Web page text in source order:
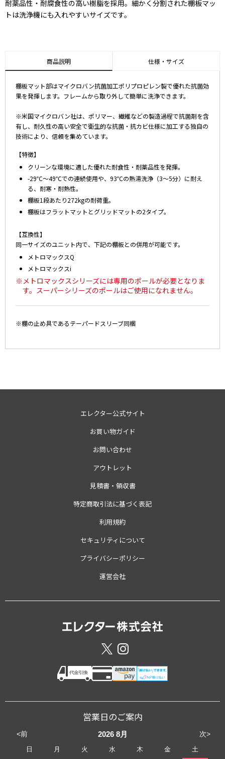
耐薬品性・耐腐食性の高い樹脂を採用。細かく分割された棚板マッ
トは洗浄機にも入れやすいサイズです。
商品説明 仕様・サイズ
棚板マット部はマイクロバン抗菌加工ポリプロピレン製で優れた抗菌効
果を発揮します。フレームから取り外して簡単に洗浄できます。
※米国マイクロバン社は、ポリマー、繊維などの製造過程で抗菌剤を含
有し、耐久性の高い安全で衛生的な抗菌・抗カビ仕様に加工する独自の
技術により、信頼を集めています。
【特徴】
クリーンな環境に適した優れた耐食性・耐薬品性を発揮。
-29℃～49℃での連続使用や、93℃の熱湯洗浄（3～5分）に耐え
る、耐寒・耐熱性。
棚板1段あたり272kgの耐荷重。
棚板はフラットマットとグリッドマットの2タイプ。
【互換性】
同一サイズのユニット内で、下記の棚板との併用が可能です。
メトロマックスQ
メトロマックスi
※メトロマックスシリーズには専用のポールが必要となりま
す。スーパーシリーズのポールはご使用になれません。
※棚の止め具であるテーパードスリーブ同梱
エレクター公式サイト
お買い物ガイド
お問い合わせ
アウトレット
見積書・領収書
特定商取引法に基づく表記
利用規約
セキュリティについて
プライバシーポリシー
運営会社
営業日のご案内
<前 次>
2026 8月
日 月 火 水 木 金 土